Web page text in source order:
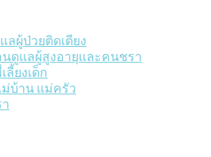
ลผู้ป่วยติดเตียง
ดูแลผู้สูงอายุและคนชรา
ลี้ยงเด็ก
บ้าน แม่ครัว